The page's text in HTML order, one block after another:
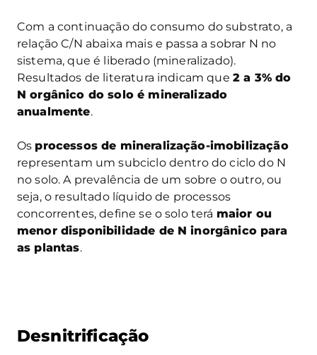
Com a continuação do consumo do substrato, a
relação C/N abaixa mais e passa a sobrar N no
sistema, que é liberado (mineralizado).
Resultados de literatura indicam que 2 a 3% do
N orgânico do solo é mineralizado
anualmente.
Os processos de mineralização-imobilização
representam um subciclo dentro do ciclo do N
no solo. A prevalência de um sobre o outro, ou
seja, o resultado líquido de processos
concorrentes, define se o solo terá maior ou
menor disponibilidade de N inorgânico para
as plantas.
Desnitrificação